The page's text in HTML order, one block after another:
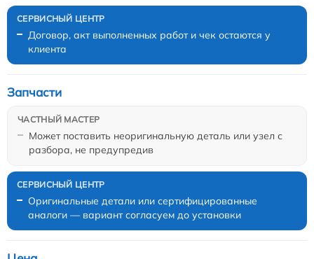
Договор, акт выполненных работ и чек остаются у
клиента
Может поставить неоригинальную деталь или узел с
разбора, не предупредив
Запчасти
Оригинальные детали или сертифицированные
аналоги — вариант согласуем до установки